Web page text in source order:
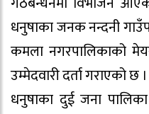
धनुषाका जनक नन्दनी
कमला नगरपालिकाको
उम्मेदवारी दर्ता गराएको छ ।
धनुषाका दुई जना